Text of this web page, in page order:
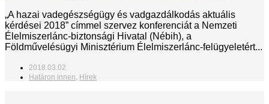
„A hazai vadegészségügy és vadgazdálkodás aktuális
kérdései 2018” címmel szervez konferenciát a Nemzeti
Élelmiszerlánc-biztonsági Hivatal (Nébih), a
Földművelésügyi Minisztérium Élelmiszerlánc-felügyeletért...
2018.03.02.
Határon innen Hírek